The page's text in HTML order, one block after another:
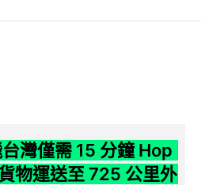
灣僅需 15 分鐘 Hop
物運送至 725 公里外